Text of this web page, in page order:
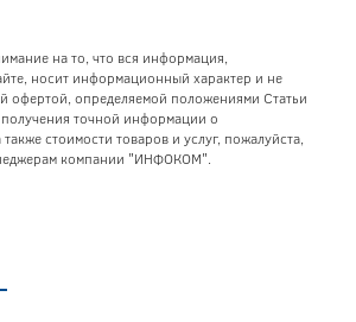
на то, что вся информация,
носит информационный характер и не
офертой, определяемой положениями Статьи
точной информации о
стоимости товаров и услуг, пожалуйста,
компании "ИНФОКОМ".